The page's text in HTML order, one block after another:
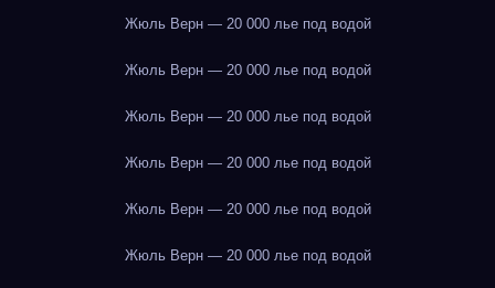
Жюль Верн — 20 000 лье под водой
Жюль Верн — 20 000 лье под водой
Жюль Верн — 20 000 лье под водой
Жюль Верн — 20 000 лье под водой
Жюль Верн — 20 000 лье под водой
Жюль Верн — 20 000 лье под водой